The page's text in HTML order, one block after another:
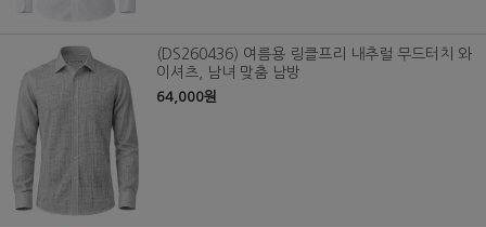
(DS260436) 여름용 링클프리 내추럴 무드터치 와
이셔츠, 남녀 맞춤 남방
64,000원